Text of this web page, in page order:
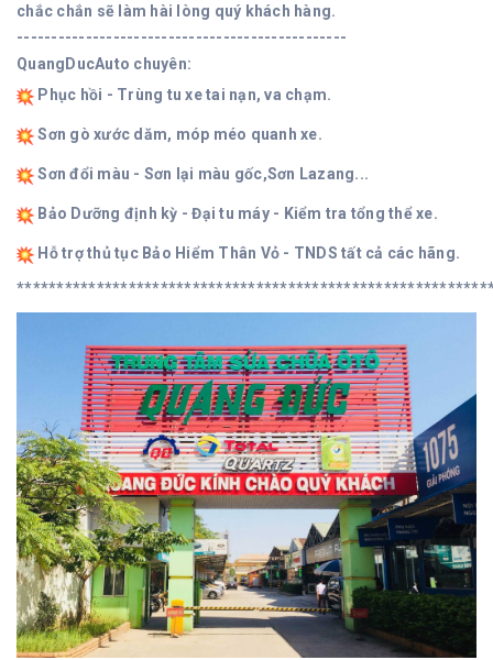
chắc chắn sẽ làm hài lòng quý khách hàng.
------------------------------------------------
QuangDucAuto chuyên:
Phục hồi - Trùng tu xe tai nạn, va chạm.
Sơn gò xước dăm, móp méo quanh xe.
Sơn đổi màu - Sơn lại màu gốc,Sơn Lazang...
Bảo Dưỡng định kỳ - Đại tu máy - Kiểm tra tổng thể xe.
Hỗ trợ thủ tục Bảo Hiểm Thân Vỏ - TNDS tất cả các hãng.